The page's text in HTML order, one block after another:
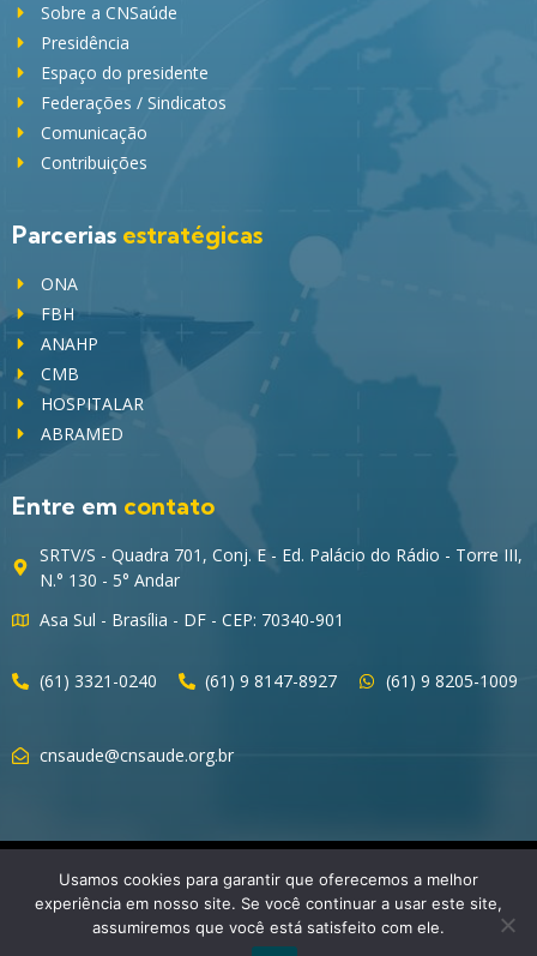
Sobre a CNSaúde
Presidência
Espaço do presidente
Federações / Sindicatos
Comunicação
Contribuições
Parcerias estratégicas
ONA
FBH
ANAHP
CMB
HOSPITALAR
ABRAMED
Entre em contato
SRTV/S - Quadra 701, Conj. E - Ed. Palácio do Rádio - Torre III,
N.° 130 - 5° Andar
Asa Sul - Brasília - DF - CEP: 70340-901
(61) 3321-0240 (61) 9 8147-8927 (61) 9 8205-1009
cnsaude@cnsaude.org.br
Usamos cookies para garantir que oferecemos a melhor
experiência em nosso site. Se você continuar a usar este site,
assumiremos que você está satisfeito com ele.